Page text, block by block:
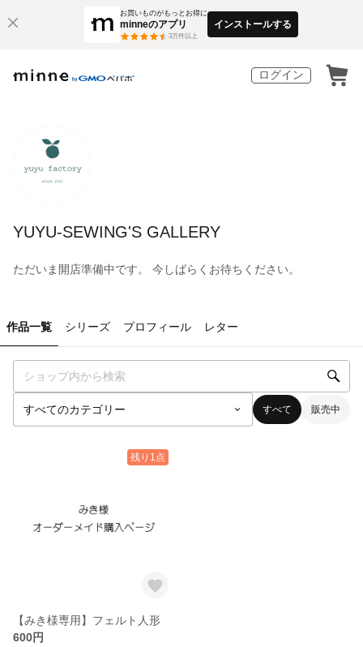
お買いものがもっとお得に
minneのアプリ
3万件以上
インストールする
ログイン
YUYU-SEWING'S GALLERY
ただいま開店準備中です。 今しばらくお待ちください。
作品一覧 シリーズ プロフィール レター
すべて 販売中
残り1点
【みき様専用】フェルト人形
600円